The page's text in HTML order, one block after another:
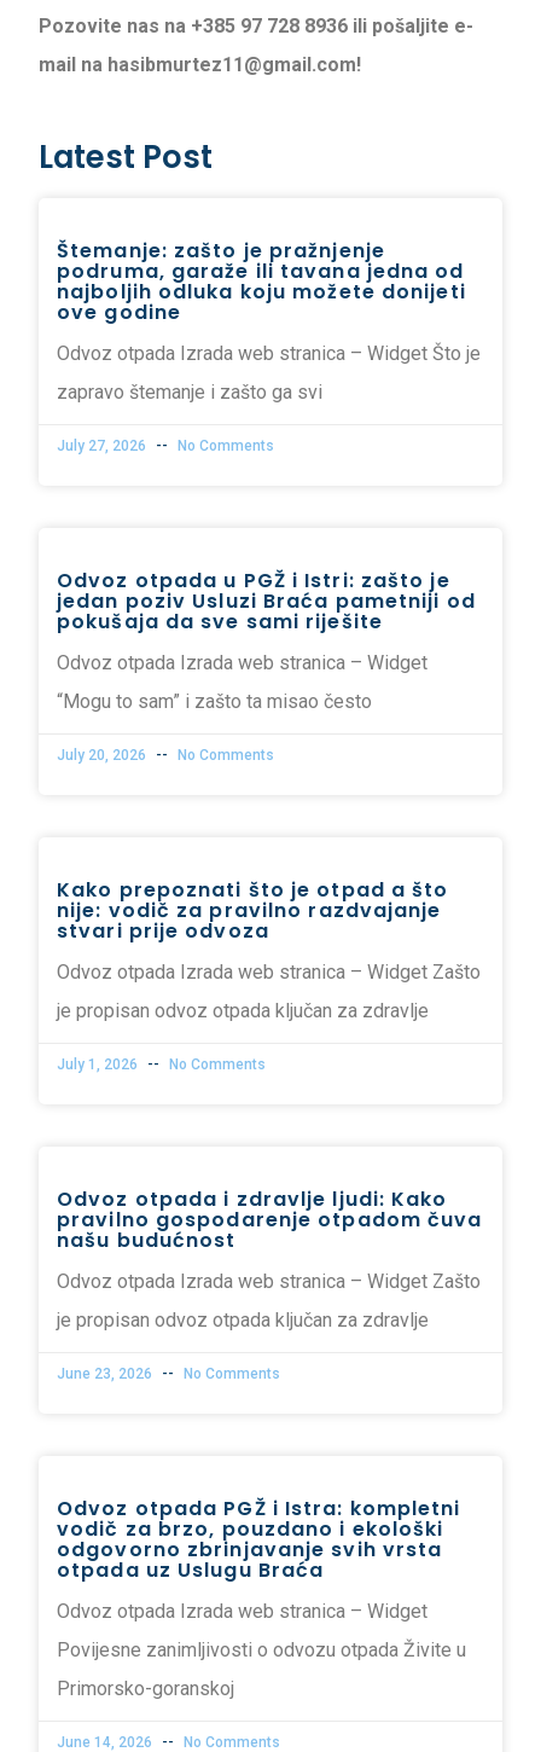
Pozovite nas na +385 97 728 8936 ili pošaljite e-
mail na hasibmurtez11@gmail.com!
Latest Post
Štemanje: zašto je pražnjenje
podruma, garaže ili tavana jedna od
najboljih odluka koju možete donijeti
ove godine
Odvoz otpada Izrada web stranica – Widget Što je
zapravo štemanje i zašto ga svi
July 27, 2026 No Comments
Odvoz otpada u PGŽ i Istri: zašto je
jedan poziv Usluzi Braća pametniji od
pokušaja da sve sami riješite
Odvoz otpada Izrada web stranica – Widget
“Mogu to sam” i zašto ta misao često
July 20, 2026 No Comments
Kako prepoznati što je otpad a što
nije: vodič za pravilno razdvajanje
stvari prije odvoza
Odvoz otpada Izrada web stranica – Widget Zašto
je propisan odvoz otpada ključan za zdravlje
July 1, 2026 No Comments
Odvoz otpada i zdravlje ljudi: Kako
pravilno gospodarenje otpadom čuva
našu budućnost
Odvoz otpada Izrada web stranica – Widget Zašto
je propisan odvoz otpada ključan za zdravlje
June 23, 2026 No Comments
Odvoz otpada PGŽ i Istra: kompletni
vodič za brzo, pouzdano i ekološki
odgovorno zbrinjavanje svih vrsta
otpada uz Uslugu Braća
Odvoz otpada Izrada web stranica – Widget
Povijesne zanimljivosti o odvozu otpada Živite u
Primorsko-goranskoj
June 14, 2026 No Comments